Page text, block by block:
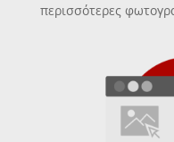
περισσότερες